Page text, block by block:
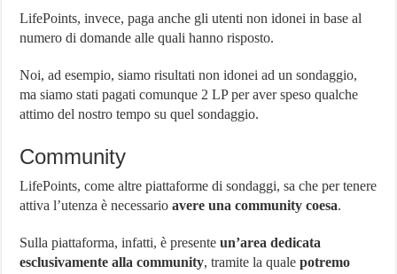
LifePoints, invece, paga anche gli utenti non idonei in base al
numero di domande alle quali hanno risposto.
Noi, ad esempio, siamo risultati non idonei ad un sondaggio,
ma siamo stati pagati comunque 2 LP per aver speso qualche
attimo del nostro tempo su quel sondaggio.
Community
LifePoints, come altre piattaforme di sondaggi, sa che per tenere
attiva l’utenza è necessarioavere una community coesa.
Sulla piattaforma, infatti, è presenteun’area dedicata
esclusivamente alla community, tramite la qualepotremo